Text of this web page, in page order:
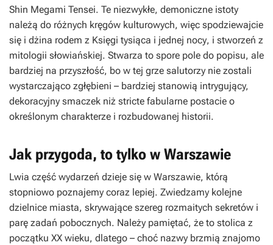
Shin Megami Tensei. Te niezwykłe, demoniczne istoty
należą do różnych kręgów kulturowych, więc spodziewajcie
się i dżina rodem z Księgi tysiąca i jednej nocy, i stworzeń z
mitologii słowiańskiej. Stwarza to spore pole do popisu, ale
bardziej na przyszłość, bo w tej grze salutorzy nie zostali
wystarczająco zgłębieni – bardziej stanowią intrygujący,
dekoracyjny smaczek niż stricte fabularne postacie o
określonym charakterze i rozbudowanej historii.
Jak przygoda, to tylko w Warszawie
Lwia część wydarzeń dzieje się w Warszawie, którą
stopniowo poznajemy coraz lepiej. Zwiedzamy kolejne
dzielnice miasta, skrywające szereg rozmaitych sekretów i
parę zadań pobocznych. Należy pamiętać, że to stolica z
początku XX wieku, dlatego – choć nazwy brzmią znajomo